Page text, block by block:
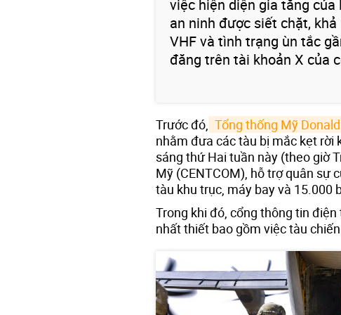
việc hiện diện gia tăng
an ninh được siết chặt,
VHF và tình trạng ùn tắc
đăng trên tài khoản X của
Trước đó, Tổng thống Mỹ
nhằm đưa các tàu bị mắc kẹt rời
sáng thứ Hai tuần này (theo giờ
Mỹ (CENTCOM), hỗ trợ quân sự
tàu khu trục, máy bay và 15.000
Trong khi đó, cổng thông tin điện
nhất thiết bao gồm việc tàu